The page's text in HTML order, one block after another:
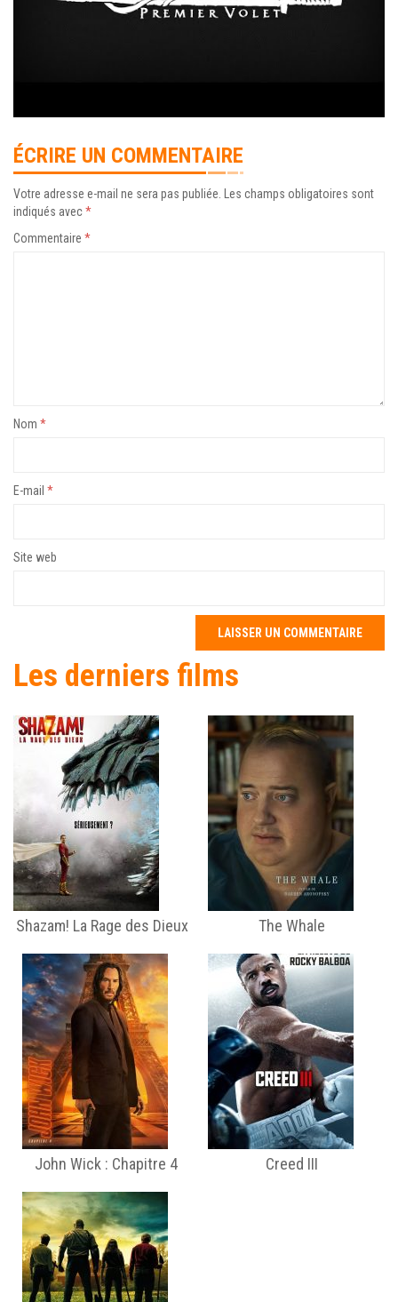
ÉCRIRE UN COMMENTAIRE
Votre adresse e-mail ne sera pas publiée. Les champs obligatoires sont
indiqués avec*
Commentaire *
Nom *
E-mail *
Site web
Les derniers films
Shazam! La Rage des Dieux The Whale
John Wick : Chapitre 4 Creed III